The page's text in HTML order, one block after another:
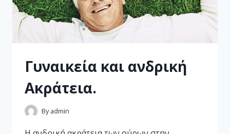
Γυναικεία και ανδρική
Ακράτεια.
By admin